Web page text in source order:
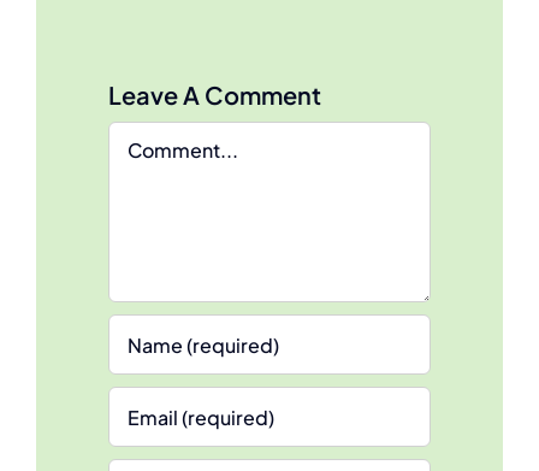
Leave A Comment
Comment